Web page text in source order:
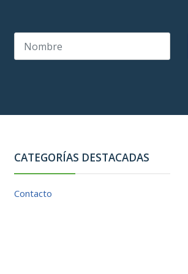
CATEGORÍAS DESTACADAS
Contacto